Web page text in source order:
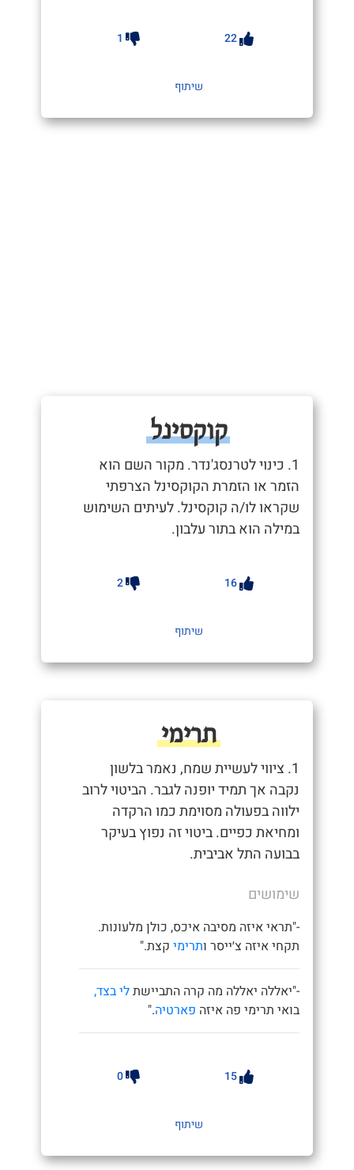
22
1
שיתוף
קוקסינל
1. כינוי לטרנסג'נדר. מקור השם הוא
הזמר או הזמרת הקוקסינל הצרפתי
שקראו לו/ה קוקסינל. לעיתים השימוש
במילה הוא בתור עלבון.
16
2
שיתוף
תרימי
1. ציווי לעשיית שמח, נאמר בלשון
נקבה אך תמיד יופנה לגבר. הביטוי לרוב
ילווה בפעולה מסוימת כמו הרקדה
ומחיאת כפיים. ביטוי זה נפוץ בעיקר
בבועה התל אביבית.
שימושים
-"תראי איזה מסיבה איכס, כולן מלעונות.
תקחי איזה צ׳ייסר ותרימי קצת."
-"יאללה יאללה מה קרה התביישתלי בצד,
בואי תרימי פה איזה פארטיה."
15
0
שיתוף